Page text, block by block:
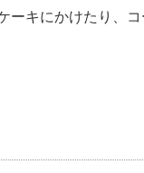
ーキにかけたり、